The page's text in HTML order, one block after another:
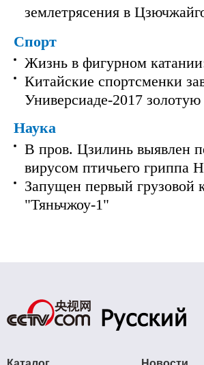
землетрясения в
Спорт
Жизнь в фигурном
Китайские спортсменки
Универсиаде-2017
Наука
В пров. Цзилинь выявлен
вирусом птичьего гриппа
Запущен первый грузовой
"Тяньчжоу-1"